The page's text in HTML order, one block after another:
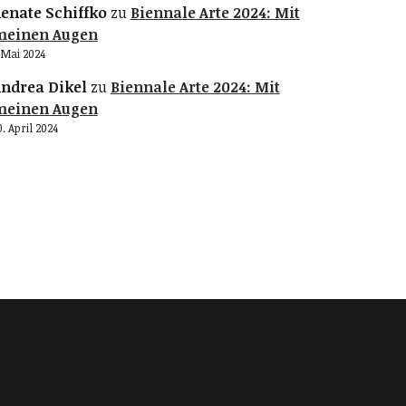
Schiffkozu Biennale Arte 2024: Mit
Augen
Mai 2024
Dikelzu Biennale Arte 2024: Mit
Augen
April 2024